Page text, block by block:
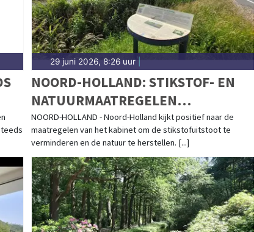
29 juni 2026, 8:26 uur|
NOORD-HOLLAND: STIKSTOF- EN
NATUURMAATREGELEN
DUIDELIJKE STAP VOORUIT
NOORD-HOLLAND - Noord-Holland kijkt positief naar de
maatregelen van het kabinet om de stikstofuitstoot te
verminderen en de natuur te herstellen. [...]